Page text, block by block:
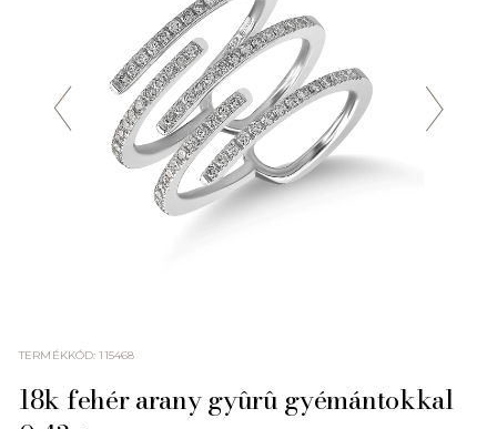
TERMÉKKÓD:115468
18k fehér arany gyûrû gyémántokkal